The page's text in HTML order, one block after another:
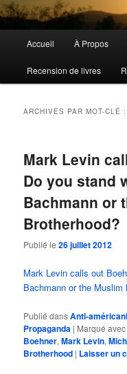
principal
Accueil À Propos
Recension de livres
ARCHIVES PAR MOT-CLÉ
Mark Levin
Do you stand
Bachmann or
Brotherhood?
Publié le26 juillet 2012
Mark Levin calls out
Bachmann or the Muslim
Publié dansAnti-
Propaganda | Marqué avec
Boehner,Mark Levin,
Brotherhood | Laisser un